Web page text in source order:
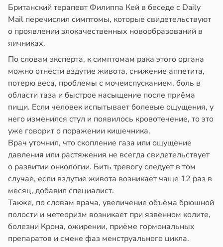
в20:58
в19:27
Британский терапевт Филиппа Кей в беседе с Daily
Mail перечислил симптомы, которые свидетельствуют
о проявлении злокачественных новообразований в
яичниках.
По словам эксперта, к симптомам рака этого органа
можно отнести вздутие живота, снижение аппетита,
потерю веса, проблемы с мочеиспусканием, боль в
области таза и быстрое насыщение после приёма
пищи. Если человек испытывает болевые ощущения, у
него изменился стул и появилось кровотечение, то это
уже говорит о поражении кишечника.
Врач уточнил, что скопление газа или ощущение
давления или растяжения не всегда свидетельствует
о развитии онкологии. Бить тревогу следует в том
случае, если вздутие живота возникает чаще 12 раз в
месяц, добавил специалист.
Также, по словам врача, увеличение объёма брюшной
полости и метеоризм возникает при язвенном колите,
болезни Крона, ожирении, приёме гормональных
препаратов и смене фаз менструального цикла.
19:31